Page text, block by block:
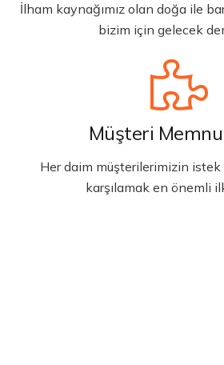
İlham kaynağımız olan doğa ile
bizim için gelecek
Müşteri
Her daim müşterilerimizin
karşılamak en önemli